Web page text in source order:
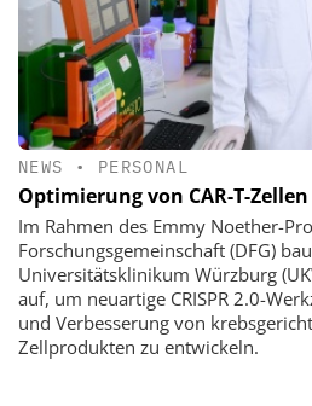
NEWS • PERSONAL
Optimierung von CAR-T-Zellen
Im Rahmen des Emmy Noether-
Forschungsgemeinschaft (DFG)
Universitätsklinikum Würzburg
auf, um neuartige CRISPR 2.0-
und Verbesserung von
Zellprodukten zu entwickeln.